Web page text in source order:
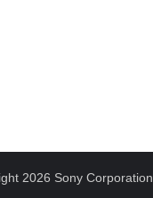
2026 Sony Corporation